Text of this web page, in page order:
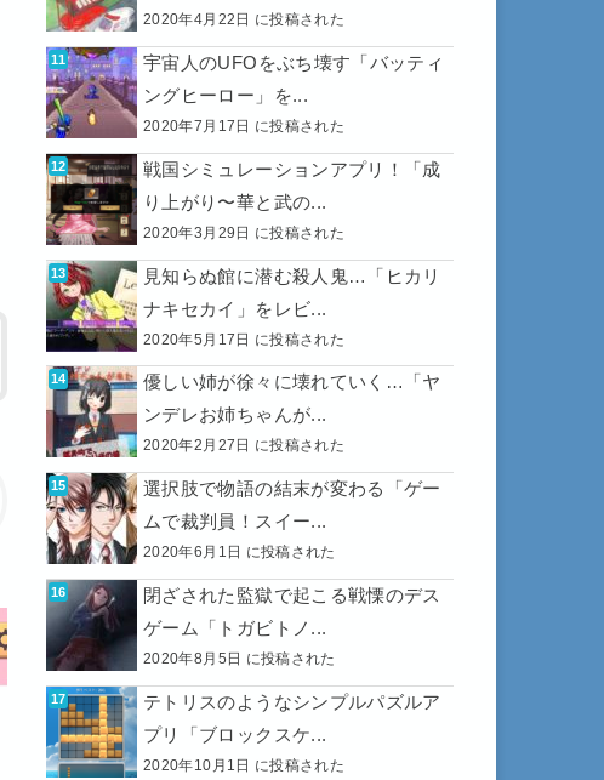
2020年4月22日 に投稿された
宇宙人のUFOをぶち壊す「バッティ
ングヒーロー」を...
2020年7月17日 に投稿された
戦国シミュレーションアプリ！「成
り上がり〜華と武の...
2020年3月29日 に投稿された
見知らぬ館に潜む殺人鬼…「ヒカリ
ナキセカイ」をレビ...
2020年5月17日 に投稿された
優しい姉が徐々に壊れていく…「ヤ
ンデレお姉ちゃんが...
2020年2月27日 に投稿された
選択肢で物語の結末が変わる「ゲー
ムで裁判員！スイー...
2020年6月1日 に投稿された
閉ざされた監獄で起こる戦慄のデス
ゲーム「トガビトノ...
2020年8月5日 に投稿された
テトリスのようなシンプルパズルア
プリ「ブロックスケ...
2020年10月1日 に投稿された